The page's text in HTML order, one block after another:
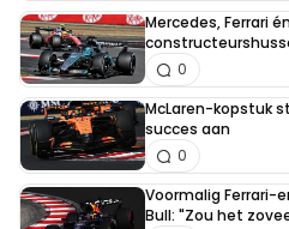
Mercedes, Ferrari
0
McLaren-kopstuk
succes aan
0
Voormalig Ferrari-
Bull: "Zou het